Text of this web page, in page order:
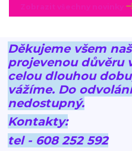
Děkujeme všem
projevenou důvěru
celou dlouhou
vážíme. Do
nedostupný.
Kontakty:
tel - 608 252 592